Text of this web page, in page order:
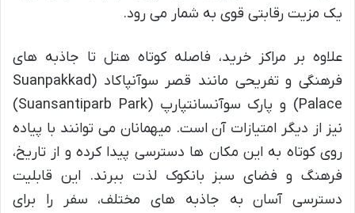
یک مزیت رقابتی قوی به شمار می رود.
علاوه بر مراکز خرید، فاصله کوتاه هتل تا جاذبه های
فرهنگی و تفریحی مانند قصر سوآنپاکاد (Suanpakkad
Palace) و پارک سوآنسانتپارپ (Suansantiparb Park)
نیز از دیگر امتیازات آن است. میهمانان می توانند با پیاده
روی کوتاه به این مکان ها دسترسی پیدا کرده و از تاریخ،
فرهنگ و فضای سبز بانکوک لذت ببرند. این قابلیت
دسترسی آسان به جاذبه های مختلف، سفر را برای